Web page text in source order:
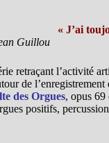
« J’ai
Guillou
retraçant l’activité
de l’enregistrement
des Orgues, opus 69
positifs,